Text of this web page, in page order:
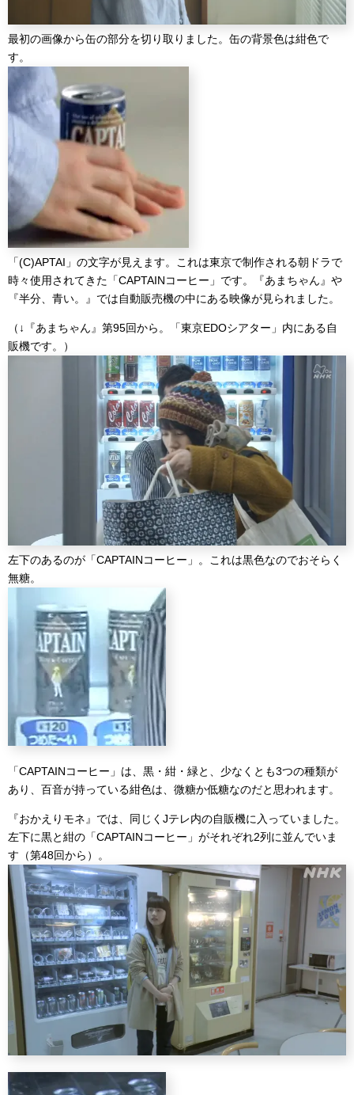
最初の画像から缶の部分を切り取りました。缶の背景色は紺色で
す。
「(C)APTAI」の文字が見えます。これは東京で制作される朝ドラで
時々使用されてきた「CAPTAINコーヒー」です。『あまちゃん』や
『半分、青い。』では自動販売機の中にある映像が見られました。
（↓『あまちゃん』第95回から。「東京EDOシアター」内にある自
販機です。）
左下のあるのが「CAPTAINコーヒー」。これは黒色なのでおそらく
無糖。
「CAPTAINコーヒー」は、黒・紺・緑と、少なくとも3つの種類が
あり、百音が持っている紺色は、微糖か低糖なのだと思われます。
『おかえりモネ』では、同じくJテレ内の自販機に入っていました。
左下に黒と紺の「CAPTAINコーヒー」がそれぞれ2列に並んでいま
す（第48回から）。